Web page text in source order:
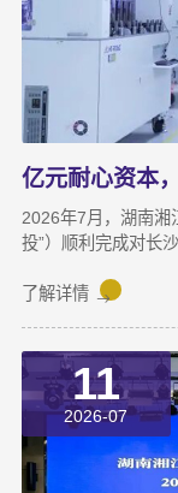
2026年7月，湖南湘
投”）顺利完成对长
本依托旗下自主管
茂第一次走进安牧
“挤”。产线布局非
王茂回忆说：“当时
了解详情
11
2026-07